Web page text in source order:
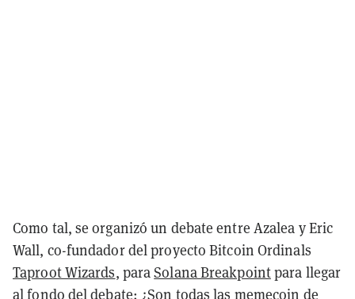
Como tal, se organizó un debate entre Azalea y Eric
Wall, co-fundador del proyecto Bitcoin Ordinals
Taproot Wizards, paraSolana Breakpointpara llegar
al fondo del debate: ¿Son todas las memecoin de